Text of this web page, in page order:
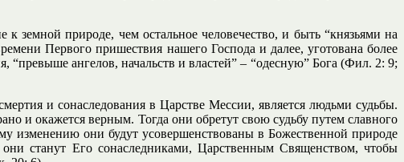
земной природе, чем остальное человечество, и быть “князьями на
Первого пришествия нашего Господа и далее, уготована более
ангелов, начальств и властей” – “одесную” Бога (Фил. 2: 9;
и сонаследования в Царстве Мессии, является людьми судьбы.
и окажется верным. Тогда они обретут свою судьбу путем славного
изменению они будут усовершенствованы в Божественной природе
станут Его сонаследниками, Царственным Священством, чтобы